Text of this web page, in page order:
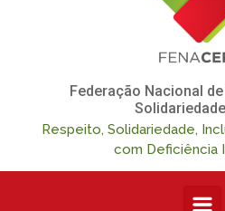
Federação Nacional
Respeito, Solidariedade,
com Deficiência